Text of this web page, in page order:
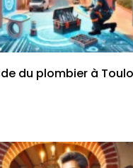
du plombier à